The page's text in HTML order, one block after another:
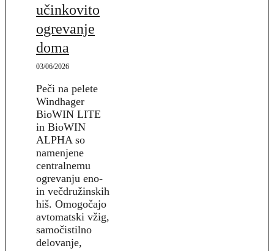
učinkovito
ogrevanje
doma
03/06/2026
Peči na pelete
Windhager
BioWIN LITE
in BioWIN
ALPHA so
namenjene
centralnemu
ogrevanju eno-
in večdružinskih
hiš. Omogočajo
avtomatski vžig,
samočistilno
delovanje,